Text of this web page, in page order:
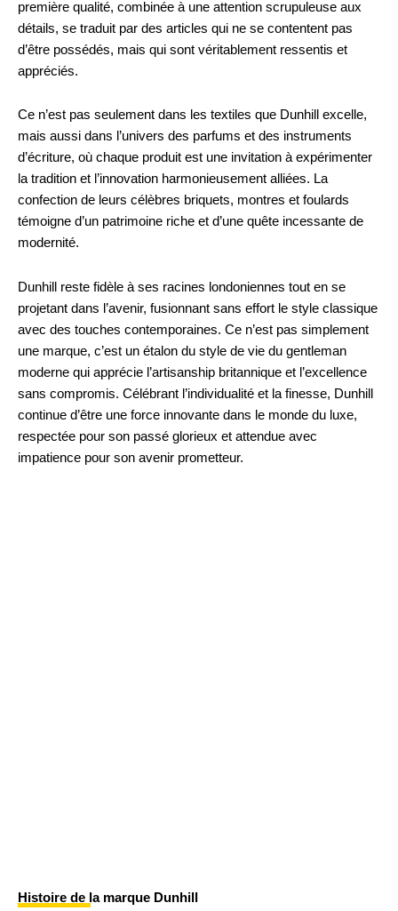
première qualité, combinée à une attention scrupuleuse aux
détails, se traduit par des articles qui ne se contentent pas
d’être possédés, mais qui sont véritablement ressentis et
appréciés.
Ce n’est pas seulement dans les textiles que Dunhill excelle,
mais aussi dans l’univers des parfums et des instruments
d’écriture, où chaque produit est une invitation à expérimenter
la tradition et l’innovation harmonieusement alliées. La
confection de leurs célèbres briquets, montres et foulards
témoigne d’un patrimoine riche et d’une quête incessante de
modernité.
Dunhill reste fidèle à ses racines londoniennes tout en se
projetant dans l’avenir, fusionnant sans effort le style classique
avec des touches contemporaines. Ce n’est pas simplement
une marque, c’est un étalon du style de vie du gentleman
moderne qui apprécie l’artisanship britannique et l’excellence
sans compromis. Célébrant l’individualité et la finesse, Dunhill
continue d’être une force innovante dans le monde du luxe,
respectée pour son passé glorieux et attendue avec
impatience pour son avenir prometteur.
Histoire de la marque Dunhill